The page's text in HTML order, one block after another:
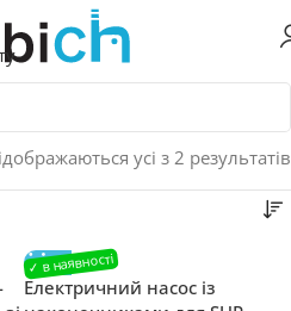
усі з 2 результатів
Електричний насос із